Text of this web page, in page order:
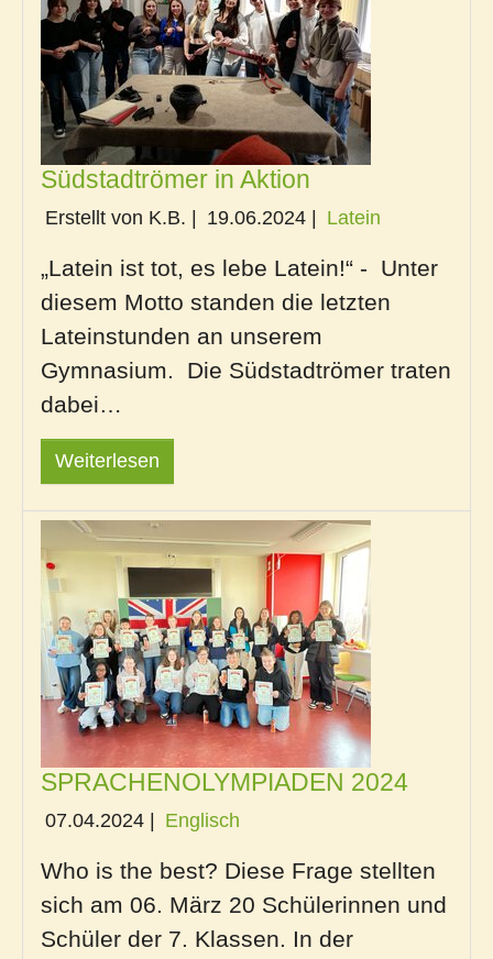
Südstadtrömer in Aktion
Erstellt von K.B. | 19.06.2024 Latein
„Latein ist tot, es lebe Latein!“ - Unter
diesem Motto standen die letzten
Lateinstunden an unserem
Gymnasium. Die Südstadtrömer traten
dabei…
Weiterlesen
SPRACHENOLYMPIADEN 2024
07.04.2024 Englisch
Who is the best? Diese Frage stellten
sich am 06. März 20 Schülerinnen und
Schüler der 7. Klassen. In der